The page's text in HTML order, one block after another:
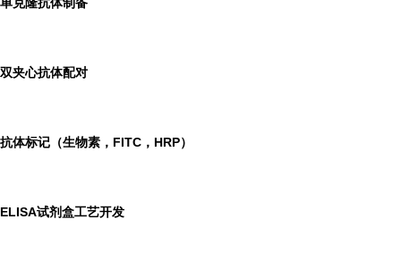
双夹心抗体配对
抗体标记（生物素，FITC，HRP）
ELISA试剂盒工艺开发